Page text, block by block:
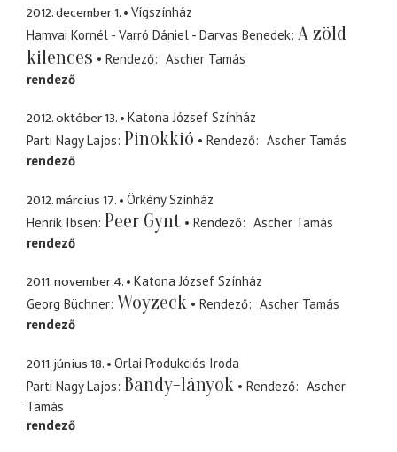
2012. december 1.
Vígszínház
Hamvai Kornél - Varró Dániel - Darvas Benedek A zöld
kilences
Rendező
Ascher Tamás
rendező
2012. október 13.
Katona József Színház
Parti Nagy Lajos Pinokkió Rendező
Ascher Tamás
rendező
2012. március 17.
Örkény Színház
Henrik Ibsen Peer Gynt Rendező
Ascher Tamás
rendező
2011. november 4.
Katona József Színház
Georg Büchner Woyzeck Rendező
Ascher Tamás
rendező
2011. június 18.
Orlai Produkciós Iroda
Parti Nagy Lajos Bandy-lányok Rendező
Ascher
Tamás
rendező